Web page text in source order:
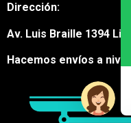
Dirección:
Av. Luis Braille 1394
Hacemos envíos a nivel